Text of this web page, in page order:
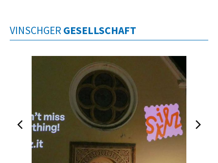
VINSCHGER GESELLSCHAFT